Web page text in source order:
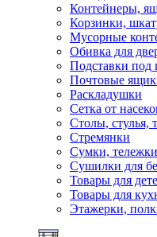
Контейнеры,
Корзинки,
Мусорные
Обивка для
Подставки под
Почтовые
Раскладушки
Сетка от
Столы, стулья,
Стремянки
Сумки,
Сушилки для
Товары для
Товары для
Этажерки,